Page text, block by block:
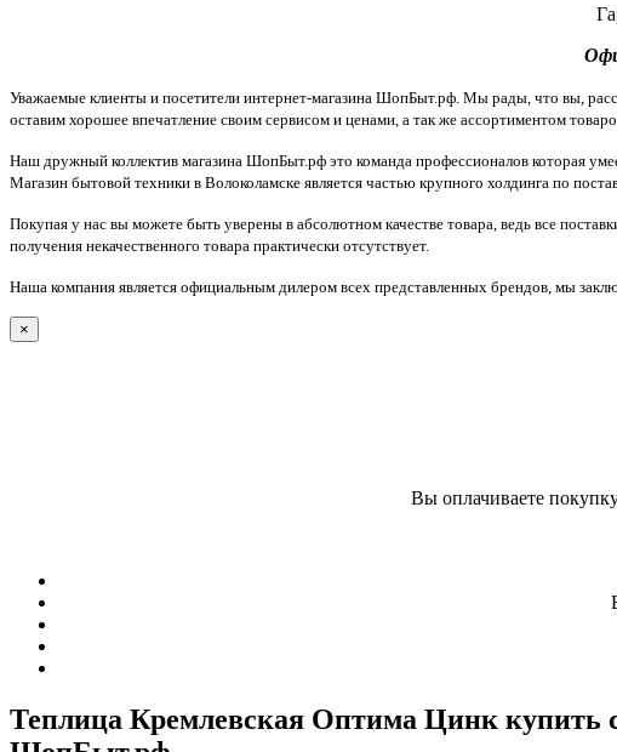
Уважаемые клиенты и посетители интернет-магазина ШопБыт.рф. Мы рады, что вы,
оставим хорошее впечатление своим сервисом и ценами, а так же ассортиментом
Наш дружный коллектив магазина ШопБыт.рф это команда профессионалов которая
Магазин бытовой техники в Волоколамске является частью крупного холдинга по
Покупая у нас вы можете быть уверены в абсолютном качестве товара, ведь все
получения некачественного товара практически отсутствует.
Наша компания является официальным дилером всех представленных брендов, мы
×
Вы оплачиваете
Теплица Кремлевская Оптима Цинк купить